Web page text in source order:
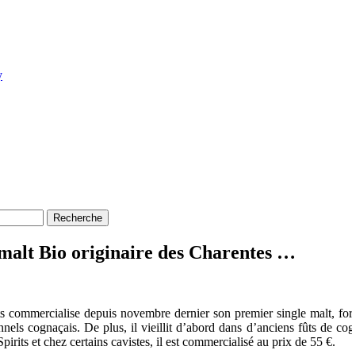
Bio originaire des Charentes …
commercialise depuis novembre dernier son premier single malt,
cognaçais. De plus, il vieillit d’abord dans d’anciens fûts de
et chez certains cavistes, il est commercialisé au prix de 55 €.